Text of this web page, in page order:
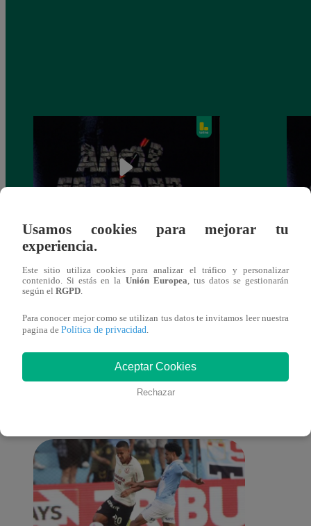
Amor Serrano, Miércoles 10 de
También te puede
interesar
Usamos cookies para mejorar tu
experiencia.
Este sitio utiliza cookies para analizar el tráfico y personalizar
contenido. Si estás en la Unión Europea, tus datos se gestionarán
según el RGPD.
Para conocer mejor como se utilizan tus datos te invitamos leer nuestra
pagina de Política de privacidad.
Aceptar Cookies
Rechazar